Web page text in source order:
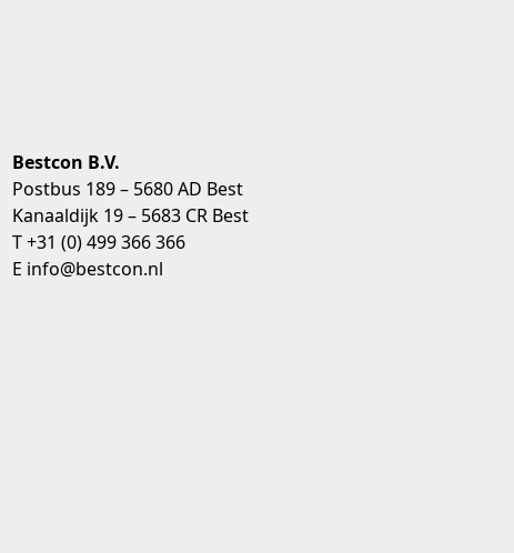
Bestcon B.V.
Postbus 189 – 5680 AD Best
Kanaaldijk 19 – 5683 CR Best
T +31 (0) 499 366 366
E info@bestcon.nl